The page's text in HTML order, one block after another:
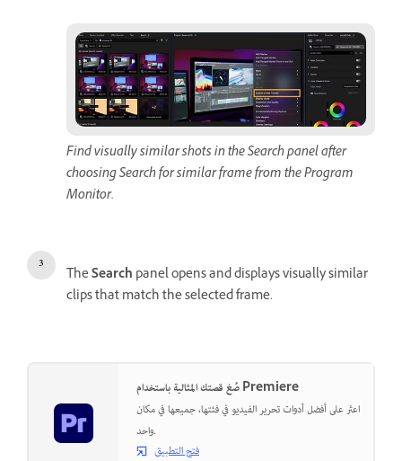
Find visually similar shots in the Search panel after
choosing Search for similar frame from the Program
Monitor.
TheSearch panel opens and displays visually similar
clips that match the selected frame.
صُغ قصتك المثالية باستخدام Premiere
اعثر على أفضل أدوات تحرير الفيديو في فئتها، جميعها في مكان
واحد.
فتح التطبيق